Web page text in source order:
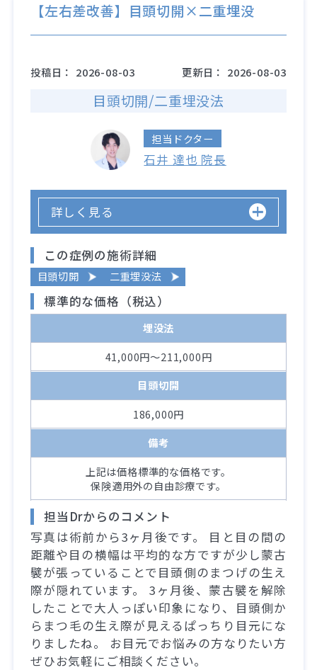
【左右差改善】目頭切開×二重埋没
投稿日： 2026-08-03 更新日： 2026-08-03
目頭切開/二重埋没法
担当ドクター
石井 達也 院長
詳しく見る
この症例の施術詳細
目頭切開 二重埋没法
標準的な価格（税込）
埋没法
41,000円～211,000円
目頭切開
186,000円
備考
上記は価格標準的な価格です。
保険適用外の自由診療です。
担当Drからのコメント
写真は術前から3ヶ月後です。 目と目の間の
距離や目の横幅は平均的な方ですが少し蒙古
襞が張っていることで目頭側のまつげの生え
際が隠れています。 3ヶ月後、蒙古襞を解除
したことで大人っぽい印象になり、目頭側か
らまつ毛の生え際が見えるぱっちり目元にな
りましたね。 お目元でお悩みの方なりたい方
ぜひお気軽にご相談ください。